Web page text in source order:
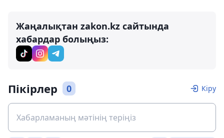
Жаңалықтан zakon.kz сайтында
хабардар болыңыз:
Пікірлер 0 Кіру